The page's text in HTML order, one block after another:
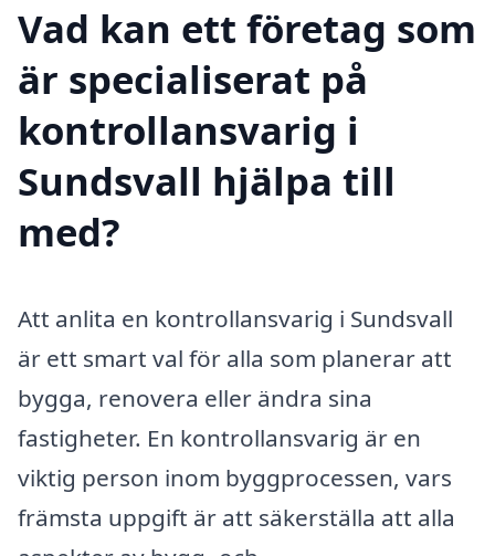
Vad kan ett företag som
är specialiserat på
kontrollansvarig i
Sundsvall hjälpa till
med?
Att anlita en kontrollansvarig i Sundsvall
är ett smart val för alla som planerar att
bygga, renovera eller ändra sina
fastigheter. En kontrollansvarig är en
viktig person inom byggprocessen, vars
främsta uppgift är att säkerställa att alla